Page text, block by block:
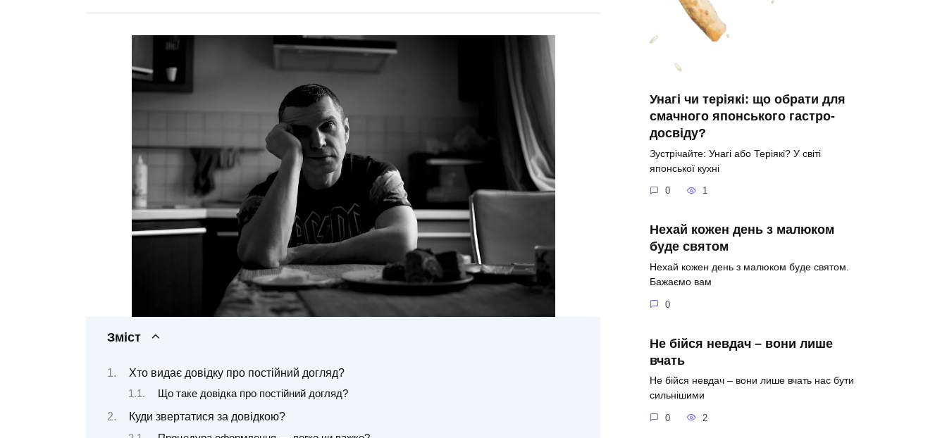
Зміст
Хто видає довідку про постійний догляд?
Що таке довідка про постійний догляд?
Куди звертатися за довідкою?
Унагі чи теріякі: що обрати для
смачного японського гастро-
досвіду?
Зустрічайте: Унагі або Теріякі? У світі
японської кухні
0 1
Нехай кожен день з малюком
буде святом
Нехай кожен день з малюком буде святом.
Бажаємо вам
0
Не бійся невдач – вони лише
вчать
Не бійся невдач – вони лише вчать нас бути
сильнішими
0 2